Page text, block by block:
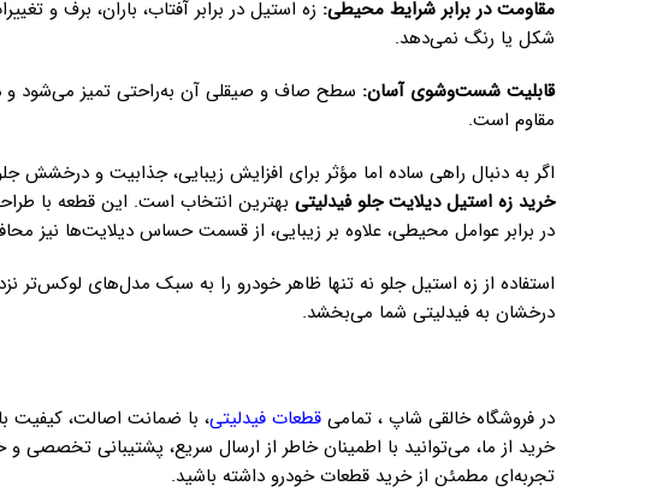
مقاومت در برابر شرایط محیطی: زه استیل در برابر آفتاب، باران، برف و
شکل یا رنگ نمی‌دهد.
قابلیت شست‌وشوی آسان: سطح صاف و صیقلی آن به‌راحتی تمیز می‌شود و در
مقاوم است.
اگر به دنبال راهی ساده اما مؤثر برای افزایش زیبایی، جذابیت و درخشش
خرید زه استیل دیلایت جلو فیدلیتی بهترین انتخاب است. این قطعه با
در برابر عوامل محیطی، علاوه بر زیبایی، از قسمت حساس دیلایت‌ها نیز
استفاده از زه استیل جلو نه تنها ظاهر خودرو را به سبک مدل‌های لوکس‌تر
درخشان به فیدلیتی شما می‌بخشد.
در فروشگاه خالقی شاپ ، تمامی قطعات فیدلیتی، با ضمانت اصالت، کیفیت
خرید از ما، می‌توانید با اطمینان خاطر از ارسال سریع، پشتیبانی
تجربه‌ای مطمئن از خرید قطعات خودرو داشته باشید.